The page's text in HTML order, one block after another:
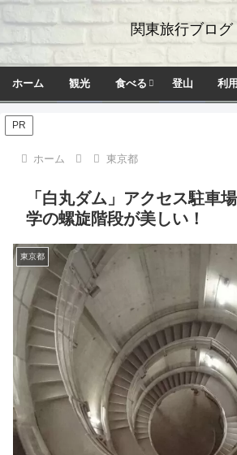
関東旅行ブログ
ホーム 観光 食べる 登山 利
PR
ホーム 東京都
「白丸ダム」アクセス駐車
学の螺旋階段が美しい！
東京都